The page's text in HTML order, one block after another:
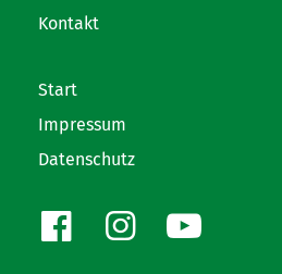
Kontakt
Start
Impressum
Datenschutz
FacebookInstagram